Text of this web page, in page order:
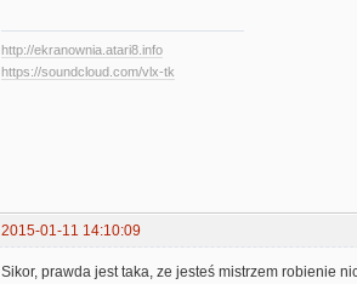
http://ekranownia.atari8.info
https://soundcloud.com/vlx-tk
2015-01-11 14:10:09
Sikor, prawda jest taka, ze jesteś mistrzem robienie